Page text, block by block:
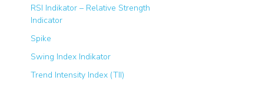
RSI Indikator – Relative Strength
Indicator
Spike
Swing Index Indikator
Trend Intensity Index (TII)